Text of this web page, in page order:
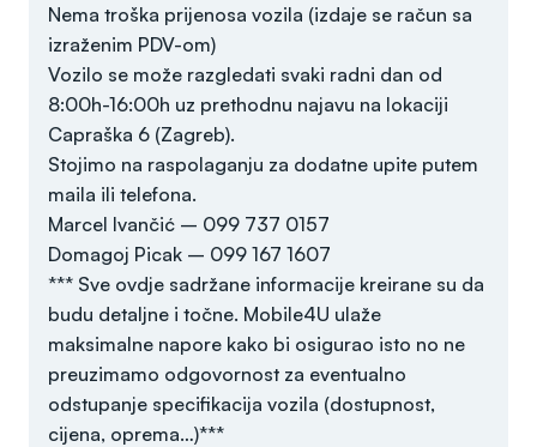
Nema troška prijenosa vozila (izdaje se račun sa
izraženim PDV-om)
Vozilo se može razgledati svaki radni dan od
8:00h-16:00h uz prethodnu najavu na lokaciji
Capraška 6 (Zagreb).
Stojimo na raspolaganju za dodatne upite putem
maila ili telefona.
Marcel Ivančić – 099 737 0157
Domagoj Picak – 099 167 1607
*** Sve ovdje sadržane informacije kreirane su da
budu detaljne i točne. Mobile4U ulaže
maksimalne napore kako bi osigurao isto no ne
preuzimamo odgovornost za eventualno
odstupanje specifikacija vozila (dostupnost,
cijena, oprema…)***